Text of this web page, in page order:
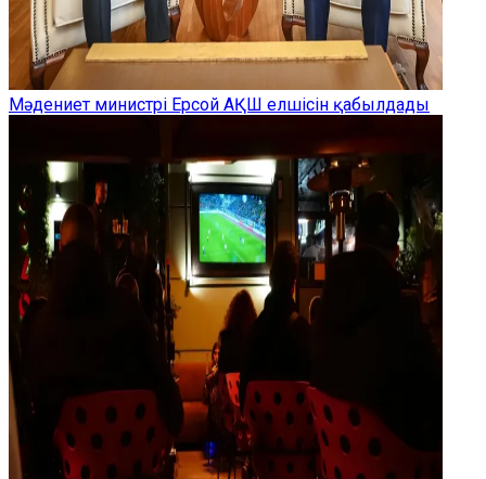
Мәдениет министрі Ерсой АҚШ елшісін қабылдады